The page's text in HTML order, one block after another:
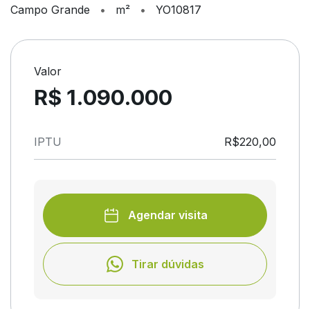
Campo Grande • m² • YO10817
Valor
R$ 1.090.000
IPTU R$220,00
Agendar visita
Tirar dúvidas